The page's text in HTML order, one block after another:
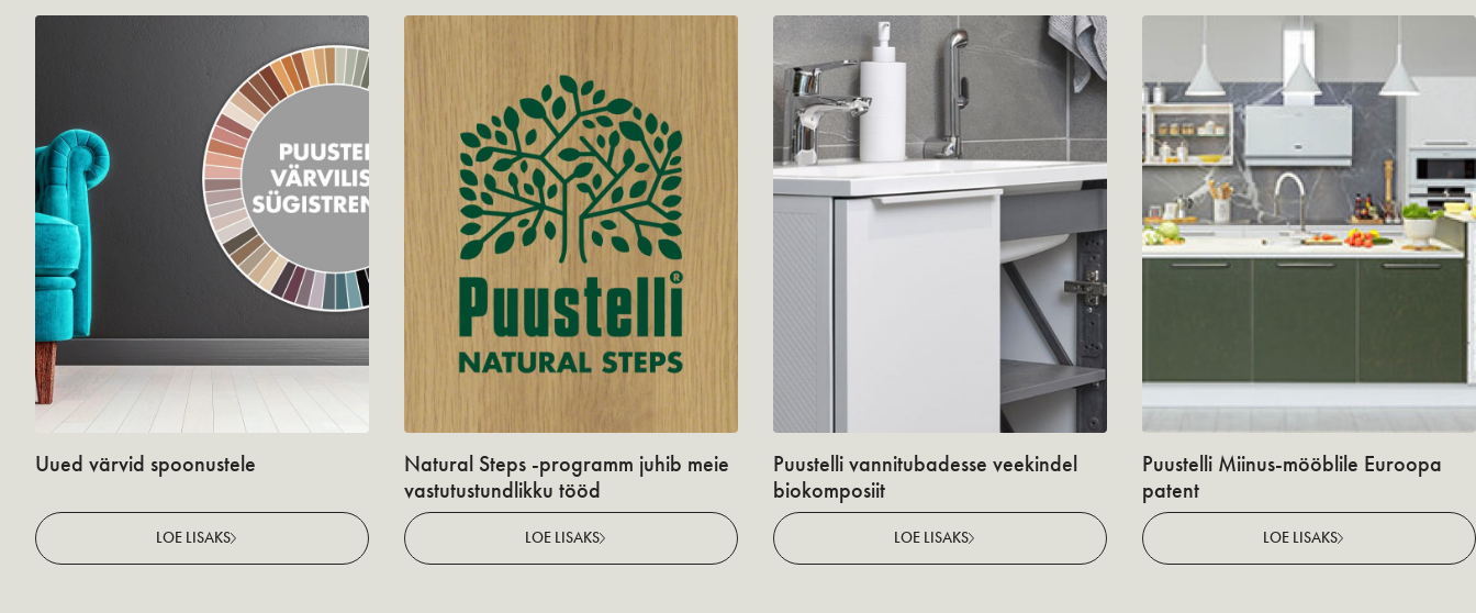
Uued värvid spoonustele
LOE LISAKS
Natural Steps -programm juhib meie
vastutustundlikku tööd
LOE LISAKS
Puustelli vannitubadesse veekindel
biokomposiit
LOE LISAKS
Puustelli Miinus-mööblile Euroopa
patent
LOE LISAKS